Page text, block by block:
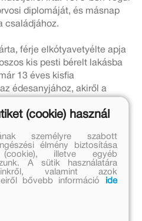
diplomáját, és másnap
családjához.
férje elkótyavetyélte apja
kis pesti bérelt lakásba
13 éves kisfia
édesanyjához, akiről a
mondott. Hugonnai
a továbbra is tivornyázó
diplomája honosítását sem
család jóbarátja az akkori
aki egyáltalán nem
mivel úgy gondolta
az orvosok között. Végül
hogy hagyjon fel a doktori
be egy bába-tanfolyamra.
asszony
(cookie) használ
személyre szabott
élmény biztosítása
illetve egyéb
A sütik használatára
valamint azok
bővebb információ
ide